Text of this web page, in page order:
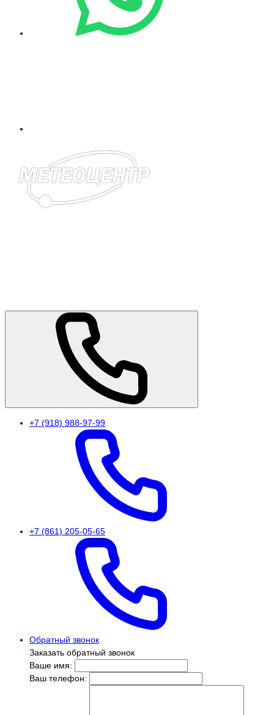
+7 (918) 988-97-99
+7 (861) 205-05-65
Обратный звонок
Заказать обратный звонок
Ваше имя:
Ваш телефон: